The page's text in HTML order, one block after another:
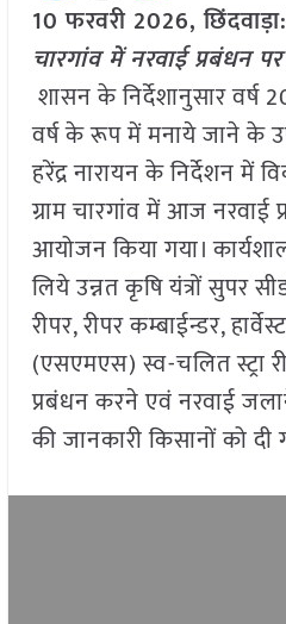
10 फरवरी 2026,छिंदवाड़ा:
चारगांव में नरवाई प्रबंधन
शासन के निर्देशानुसार
वर्ष के रूप में मनाये जाने के
हरेंद्र नारायन के निर्देशन में
ग्राम चारगांव में आज नरवाई
आयोजन किया गया।
लिये उन्नत कृषि यंत्रों सुपर
रीपर, रीपर कम्बाईन्डर,
(एसएमएस) स्व-चलित स्ट्रा
प्रबंधन करने एवं नरवाई
की जानकारी किसानों को दी